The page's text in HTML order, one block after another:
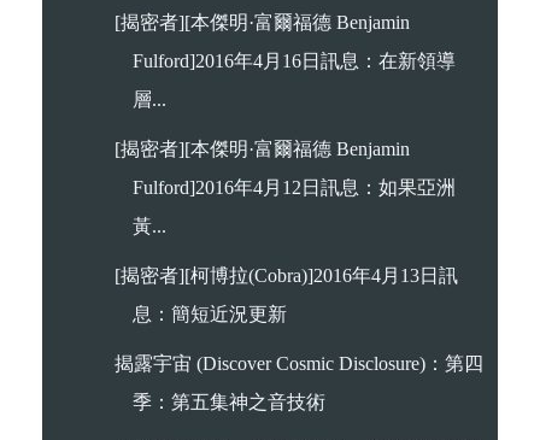
[揭密者][本傑明·富爾福德 Benjamin
Fulford]2016年4月16日訊息：在新領導
層...
[揭密者][本傑明·富爾福德 Benjamin
Fulford]2016年4月12日訊息：如果亞洲
黃...
[揭密者][柯博拉(Cobra)]2016年4月13日訊
息：簡短近況更新
揭露宇宙 (Discover Cosmic Disclosure)：第四
季：第五集神之音技術